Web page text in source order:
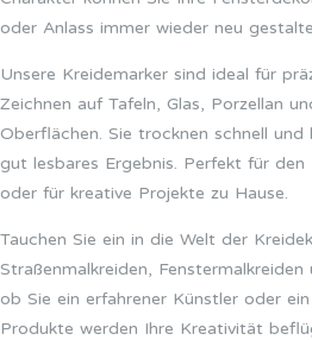
oder Anlass immer wieder neu
Unsere Kreidemarker sind ideal für
Zeichnen auf Tafeln, Glas, Porzellan
Oberflächen. Sie trocknen schnell und
gut lesbares Ergebnis. Perfekt für den
oder für kreative Projekte zu Hause.
Tauchen Sie ein in die Welt der
Straßenmalkreiden,
ob Sie ein erfahrener Künstler oder
Produkte werden Ihre Kreativität